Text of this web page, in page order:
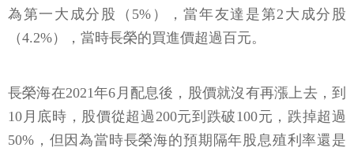
為第一大成分股（5%），當年友達是第2大成分股
（4.2%），當時長榮的買進價超過百元。
長榮海在2021年6月配息後，股價就沒有再漲上去，到
10月底時，股價從超過200元到跌破100元，跌掉超過
50%，但因為當時長榮海的預期隔年股息殖利率還是